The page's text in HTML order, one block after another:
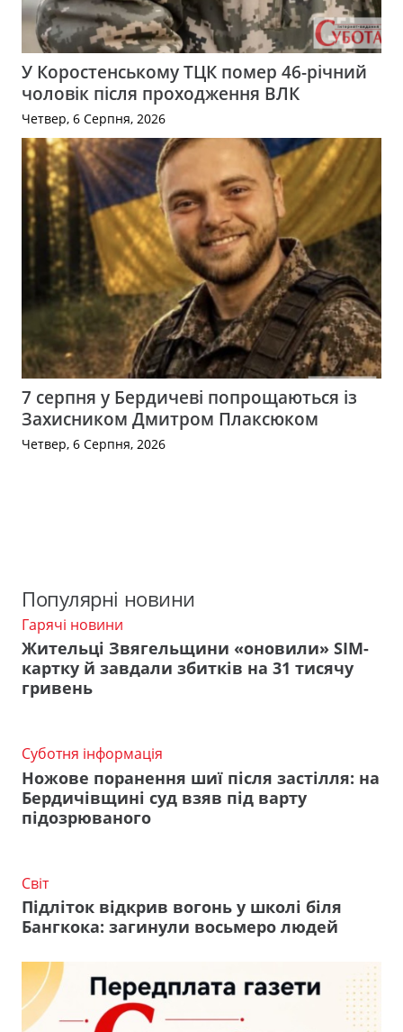
У Коростенському ТЦК помер 46-річний
чоловік після проходження ВЛК
Четвер, 6 Серпня, 2026
7 серпня у Бердичеві попрощаються із
Захисником Дмитром Плаксюком
Четвер, 6 Серпня, 2026
Популярні новини
Гарячі новини
Жительці Звягельщини «оновили» SIM-
картку й завдали збитків на 31 тисячу
гривень
Суботня інформація
Ножове поранення шиї після застілля: на
Бердичівщині суд взяв під варту
підозрюваного
Світ
Підліток відкрив вогонь у школі біля
Бангкока: загинули восьмеро людей